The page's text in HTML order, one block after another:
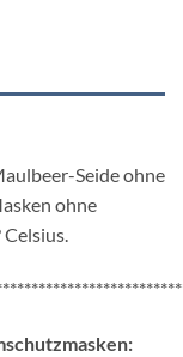
Seide ohne
ohne